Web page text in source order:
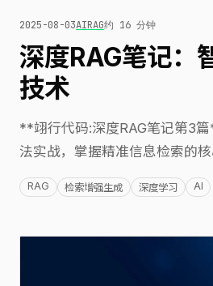
2025-08-03AIRAG约 16 分钟
深度RAG笔记：
技术
**翊行代码:深度RAG笔记第3
法实战，掌握精准信息检索的
RAG 检索增强生成 深度学习 AI